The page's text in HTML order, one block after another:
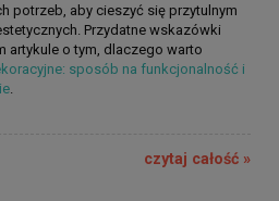
potrzeb, aby cieszyć się przytulnym
Przydatne wskazówki
artykule o tym, dlaczego warto
sposób na funkcjonalność i
czytaj całość »